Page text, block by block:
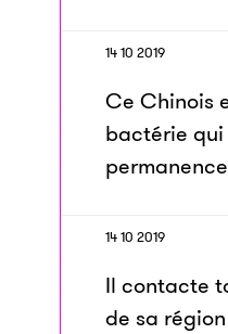
14 10 2019
Ce Chinois
bactérie
permanence
14 10 2019
Il contacte
de sa